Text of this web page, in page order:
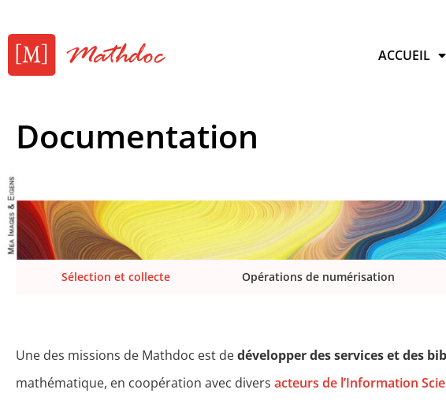
ACCUEIL
Documentation
Sélection et collecte Opérations de numérisation
Une des missions de Mathdoc est dedévelopper des services et des
mathématique, en coopération avec divers acteurs de l’Information